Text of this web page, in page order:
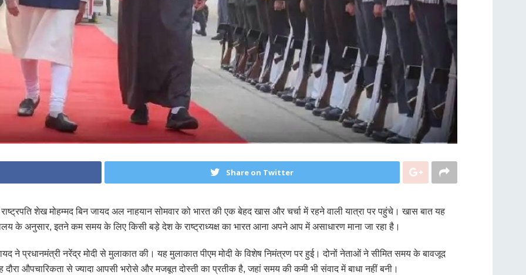
Share on Twitter
शेख मोहम्मद बिन जायद अल नाहयान सोमवार को भारत की एक बेहद खास और चर्चा में रहने वाली यात्रा पर पहुंचे। खास बात यह
के अनुसार, इतने कम समय के लिए किसी बड़े देश के राष्ट्राध्यक्ष का भारत आना अपने आप में असाधारण माना जा रहा है।
ने प्रधानमंत्री नरेंद्र मोदी से मुलाकात की। यह मुलाकात पीएम मोदी के विशेष निमंत्रण पर हुई। दोनों नेताओं ने सीमित समय के बावजूद
दौरा औपचारिकता से ज्यादा आपसी भरोसे और मजबूत दोस्ती का प्रतीक है, जहां समय की कमी भी संवाद में बाधा नहीं बनी।